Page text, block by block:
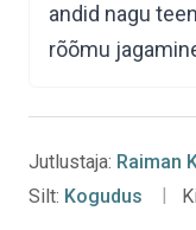
andid nagu
rõõmu
Jutlustaja: Raiman
Silt: Kogudus